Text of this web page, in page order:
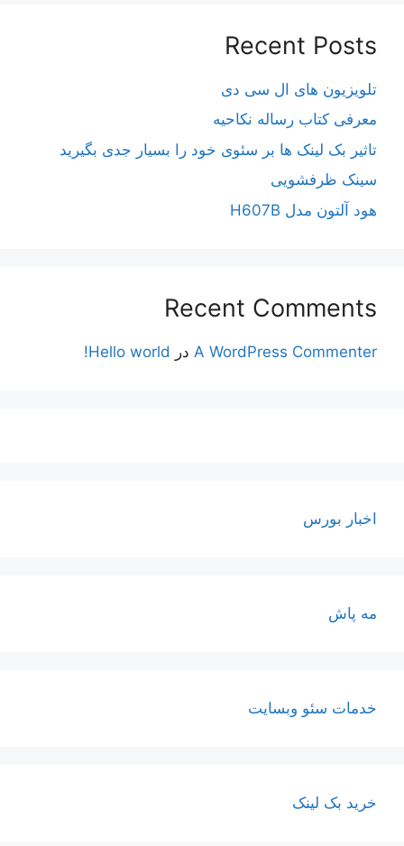
Recent Posts
تلویزیون های ال سی دی
معرفی کتاب رساله نکاحیه
تاثیر بک لینک ها بر سئوی خود را بسیار جدی بگیرید
سینک ظرفشویی
هود آلتون مدل H607B
Recent Comments
A WordPress Commenter در Hello world!
اخبار بورس
مه پاش
خدمات سئو وبسایت
خرید بک لینک